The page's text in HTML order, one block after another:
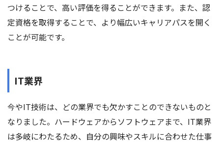
つけることで、高い評価を得ることができます。また、認
定資格を取得することで、より幅広いキャリアパスを開く
ことが可能です。
IT業界
今やIT技術は、どの業界でも欠かすことのできないものと
なりました。ハードウェアからソフトウェアまで、IT業界
は多岐にわたるため、自分の興味やスキルに合わせた仕事